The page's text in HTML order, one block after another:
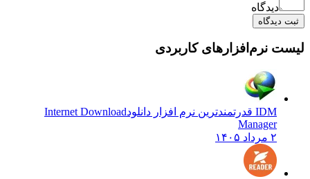
دیدگاه
ثبت دیدگاه
لیست نرم‌افزارهای کاربردی
IDM قدرتمندترین نرم افزار دانلود
Internet Download
Manager
۲ مرداد ۱۴۰۵